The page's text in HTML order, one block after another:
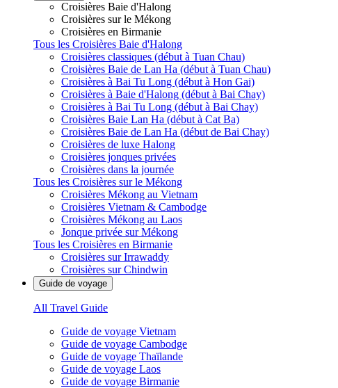
Croisières Baie d'Halong
Croisières sur le Mékong
Croisières en Birmanie
Tous les Croisières Baie d'Halong
Croisières classiques (début à Tuan Chau)
Croisières Baie de Lan Ha (début à Tuan Chau)
Croisières à Bai Tu Long (début à Hon Gai)
Croisières à Baie d'Halong (début à Bai Chay)
Croisières à Bai Tu Long (début à Bai Chay)
Croisières Baie Lan Ha (début à Cat Ba)
Croisières Baie de Lan Ha (début de Bai Chay)
Croisières de luxe Halong
Croisières jonques privées
Croisières dans la journée
Tous les Croisières sur le Mékong
Croisières Mékong au Vietnam
Croisières Vietnam & Cambodge
Croisières Mékong au Laos
Jonque privée sur Mékong
Tous les Croisières en Birmanie
Croisières sur Irrawaddy
Croisières sur Chindwin
Guide de voyage
All Travel Guide
Guide de voyage Vietnam
Guide de voyage Cambodge
Guide de voyage Thaïlande
Guide de voyage Laos
Guide de voyage Birmanie